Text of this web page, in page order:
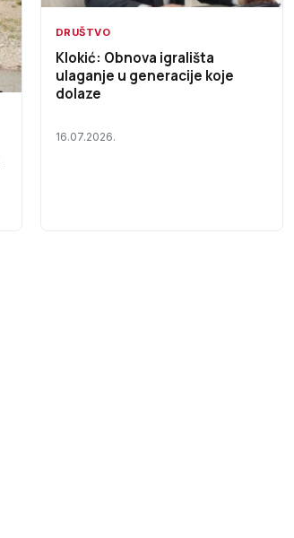
DRUŠTVO
Klokić: Obnova igrališta
ulaganje u generacije koje
dolaze
16.07.2026.